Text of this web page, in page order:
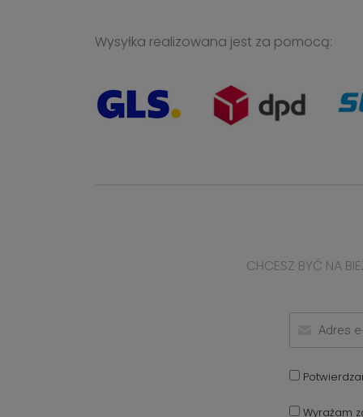
Wysyłka realizowana jest za pomocą:
CHCESZ BYĆ NA
Wyrażam